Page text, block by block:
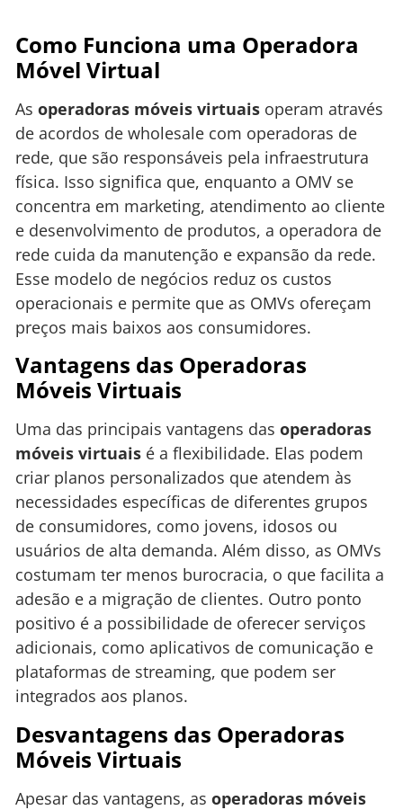
Como Funciona uma Operadora
Móvel Virtual
As operadoras móveis virtuais operam através
de acordos de wholesale com operadoras de
rede, que são responsáveis pela infraestrutura
física. Isso significa que, enquanto a OMV se
concentra em marketing, atendimento ao cliente
e desenvolvimento de produtos, a operadora de
rede cuida da manutenção e expansão da rede.
Esse modelo de negócios reduz os custos
operacionais e permite que as OMVs ofereçam
preços mais baixos aos consumidores.
Vantagens das Operadoras
Móveis Virtuais
Uma das principais vantagens das operadoras
móveis virtuais é a flexibilidade. Elas podem
criar planos personalizados que atendem às
necessidades específicas de diferentes grupos
de consumidores, como jovens, idosos ou
usuários de alta demanda. Além disso, as OMVs
costumam ter menos burocracia, o que facilita a
adesão e a migração de clientes. Outro ponto
positivo é a possibilidade de oferecer serviços
adicionais, como aplicativos de comunicação e
plataformas de streaming, que podem ser
integrados aos planos.
Desvantagens das Operadoras
Móveis Virtuais
Apesar das vantagens, as operadoras móveis